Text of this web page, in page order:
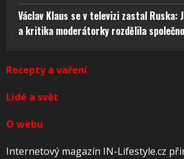
Václav Klaus se v televizi zastal Ruska:
a kritika moderátorky rozdělila
Recepty a vaření
Lidé a svět
O webu
Internetový magazín IN-Lifestyle.cz